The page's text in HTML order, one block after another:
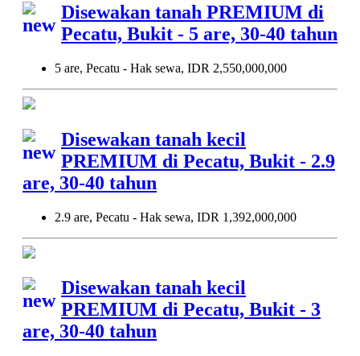
Disewakan tanah PREMIUM di
Pecatu, Bukit - 5 are, 30-40 tahun
5 are, Pecatu - Hak sewa, IDR 2,550,000,000
Disewakan tanah kecil
PREMIUM di Pecatu, Bukit - 2.9
are, 30-40 tahun
2.9 are, Pecatu - Hak sewa, IDR 1,392,000,000
Disewakan tanah kecil
PREMIUM di Pecatu, Bukit - 3
are, 30-40 tahun